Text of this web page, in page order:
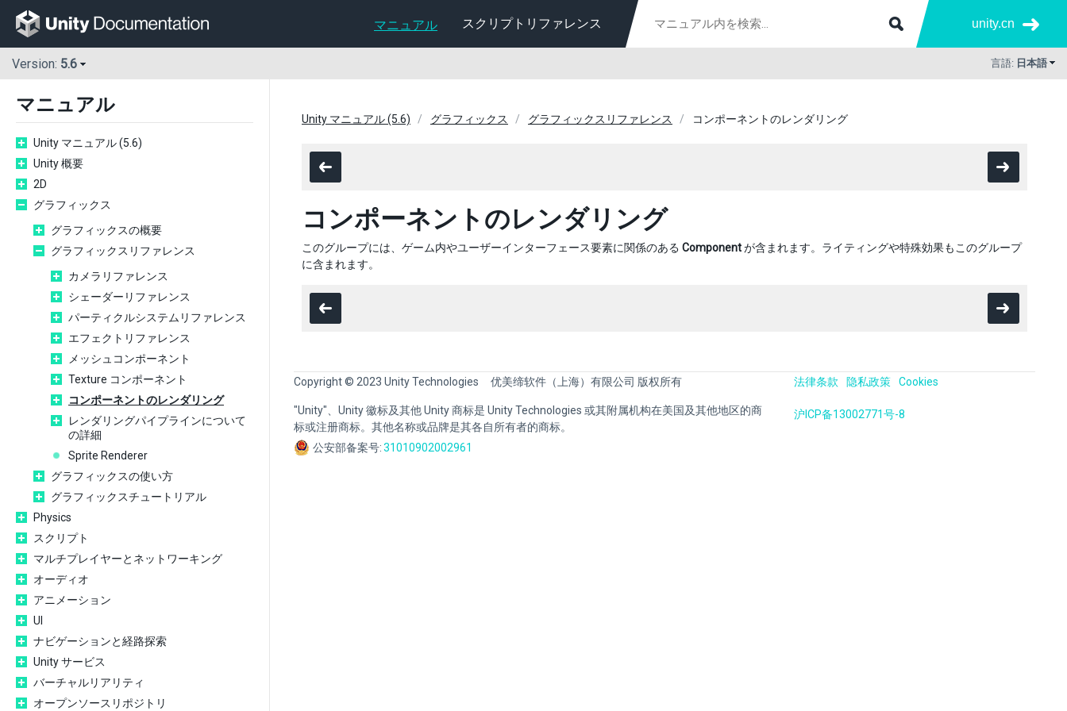
マニュアル スクリプトリファレンス unity.cn
Version: 5.6 言語: 日本語
マニュアル
Unity マニュアル (5.6)
Unity 概要
2D
グラフィックス
グラフィックスの概要
グラフィックスリファレンス
カメラリファレンス
シェーダーリファレンス
パーティクルシステムリファレンス
エフェクトリファレンス
メッシュコンポーネント
Texture コンポーネント
コンポーネントのレンダリング
レンダリングパイプラインについて
の詳細
Sprite Renderer
グラフィックスの使い方
グラフィックスチュートリアル
Physics
スクリプト
マルチプレイヤーとネットワーキング
オーディオ
アニメーション
UI
ナビゲーションと経路探索
Unity サービス
バーチャルリアリティ
オープンソースリポジトリ
Unity マニュアル (5.6) グラフィックス グラフィックスリファレンス コンポーネントのレンダリング
コンポーネントのレンダリング
このグループには、ゲーム内やユーザーインターフェース要素に関係のある Componentが含まれます。ライティングや特殊効果もこのグループ
に含まれます。
Copyright © 2023 Unity Technologies 优美缔软件（上海）有限公司 版权所有
"Unity"、Unity 徽标及其他 Unity 商标是 Unity Technologies 或其附属机构在美国及其他地区的商
标或注册商标。其他名称或品牌是其各自所有者的商标。
公安部备案号:31010902002961
法律条款 隐私政策 Cookies
沪ICP备13002771号-8